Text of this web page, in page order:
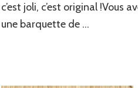
c’est joli, c’est original !Vous
une barquette de …